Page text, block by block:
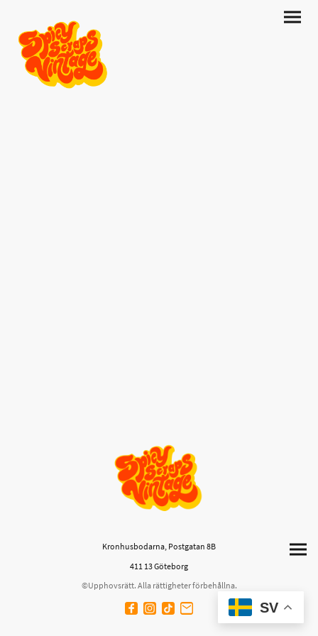
Kronhusbodarna, Postgatan 8B
411 13 Göteborg
©Upphovsrätt. Alla rättigheter förbehållna.
SV